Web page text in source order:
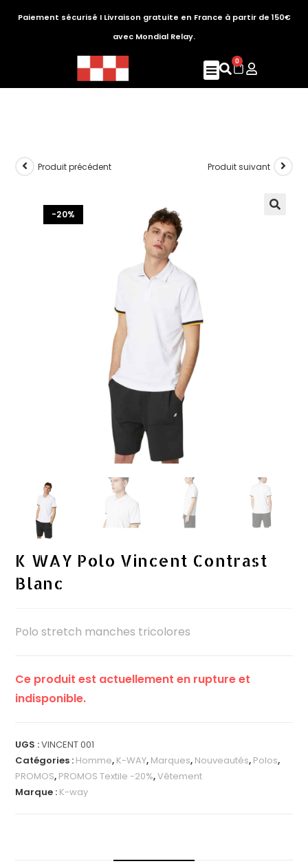
Paiement sécurisé I Livraison gratuite en France à partir de 150€
avec Mondial Relay.
0
-20%
Produit précédent Produit suivant
K WAY Polo Vincent Contrast
Blanc
Polo stretch manches tricolores
Ce produit est actuellement en rupture et
indisponible.
UGS :VINCENT 001
Catégories : Homme, K-WAY, Marques, Nouveautés, Polos,
PROMOS, PROMOS Textile -20%,Vêtement
Marque : K-way